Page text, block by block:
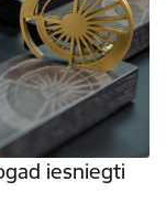
iesniegti